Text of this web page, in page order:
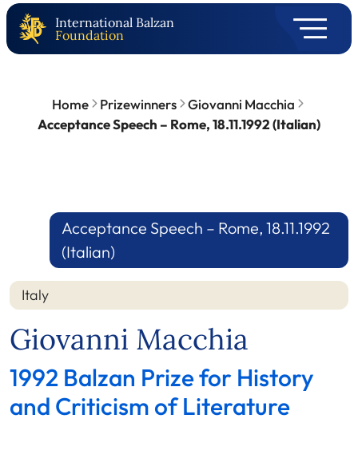
International Balzan
Foundation
Home Prizewinners
Giovanni Macchia
Acceptance Speech – Rome, 18.11.1992 (Italian)
Acceptance Speech – Rome, 18.11.1992
(Italian)
Italy
Giovanni Macchia
1992 Balzan Prize for History
and Criticism of Literature